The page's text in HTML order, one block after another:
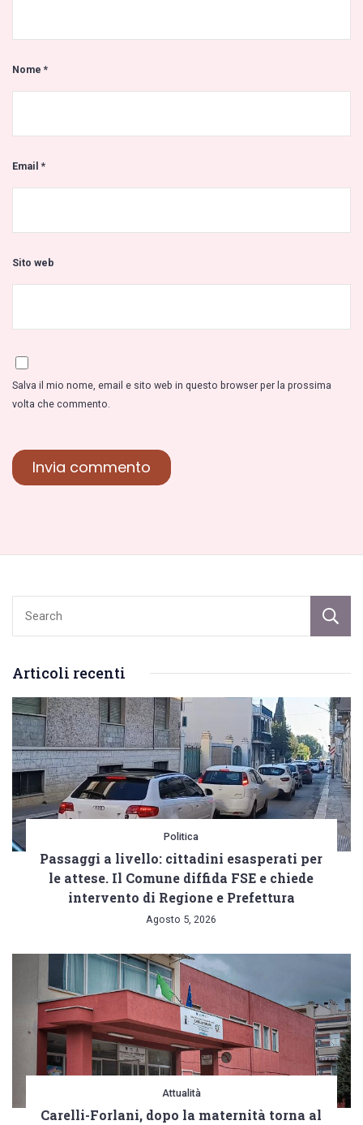
Nome*
Email*
Sito web
Salva il mio nome, email e sito web in questo browser per la prossima
volta che commento.
Articoli recenti
Politica
Passaggi a livello: cittadini esasperati per
le attese. Il Comune diffida FSE e chiede
intervento di Regione e Prefettura
Agosto 5, 2026
Attualità
Carelli-Forlani, dopo la maternità torna al